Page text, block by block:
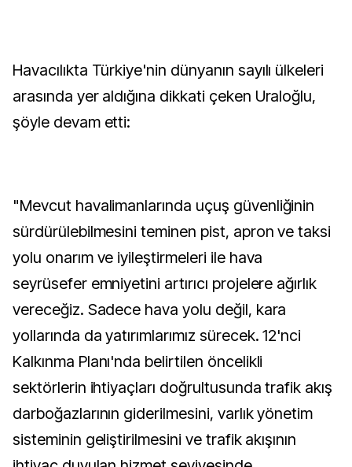
Havacılıkta Türkiye'nin dünyanın sayılı ülkeleri
arasında yer aldığına dikkati çeken Uraloğlu,
şöyle devam etti:
"Mevcut havalimanlarında uçuş güvenliğinin
sürdürülebilmesini teminen pist, apron ve taksi
yolu onarım ve iyileştirmeleri ile hava
seyrüsefer emniyetini artırıcı projelere ağırlık
vereceğiz. Sadece hava yolu değil, kara
yollarında da yatırımlarımız sürecek. 12'nci
Kalkınma Planı'nda belirtilen öncelikli
sektörlerin ihtiyaçları doğrultusunda trafik akış
darboğazlarının giderilmesini, varlık yönetim
sisteminin geliştirilmesini ve trafik akışının